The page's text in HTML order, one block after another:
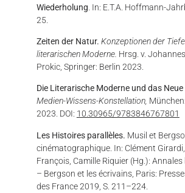
Wiederholung . In: E.T.A. Hoffmann-
25.
Zeiten der Natur. Konzeptionen der
literarischen Moderne. Hrsg. v.
Prokic, Springer: Berlin 2023.
Die Literarische Moderne und das Neue
Medien-Wissens-Konstellation,
2023. DOI: 10.30965/9783846767801
Les Histoires parallèles. Musil et
cinématographique. In: Clément
François, Camille Riquier (Hg.):
– Bergson et les écrivains, Paris:
des France 2019, S. 211–224.